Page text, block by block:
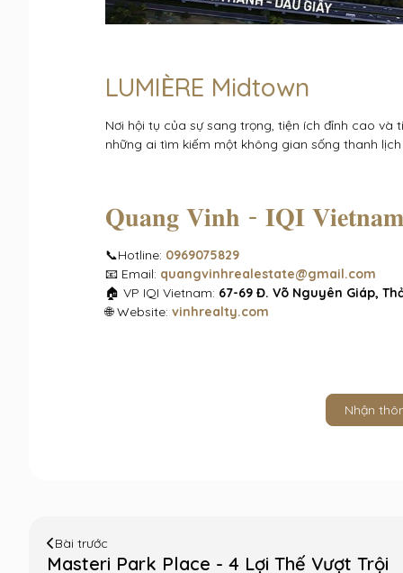
LUMIÈRE Midtown
Nơi hội tụ của sự sang trọng, tiện ích đỉnh cao
những ai tìm kiếm một không gian sống thanh
𝐐𝐮𝐚𝐧𝐠 𝐕𝐢𝐧𝐡 - 𝐈𝐐𝐈
📞Hotline: 0969075829
📧 Email: quangvinhrealestate@gmail.com
🏠 VP IQI Vietnam: 67-69 Đ. Võ Nguyên Giáp,
🌐 Website: vinhrealty.com
Nhận
Bài trước
Masteri Park Place - 4 Lợi Thế Vượt Trội